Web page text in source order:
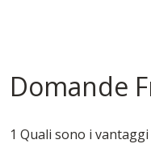
Domande
1 Quali sono i vantaggi